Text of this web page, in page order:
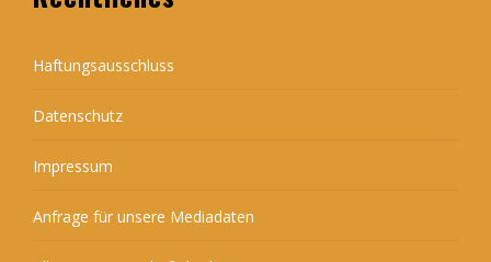
Haftungsausschluss
Datenschutz
Impressum
Anfrage für unsere Mediadaten